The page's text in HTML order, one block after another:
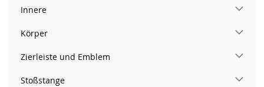
Innere
Körper
Zierleiste und Emblem
Stoßstange